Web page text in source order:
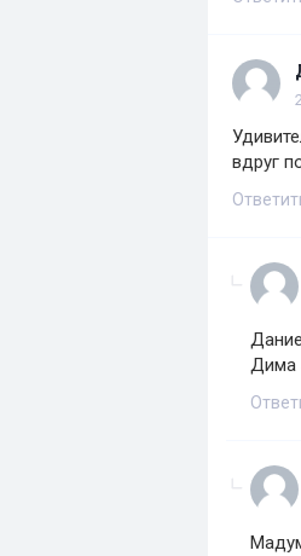
вдруг
Дима